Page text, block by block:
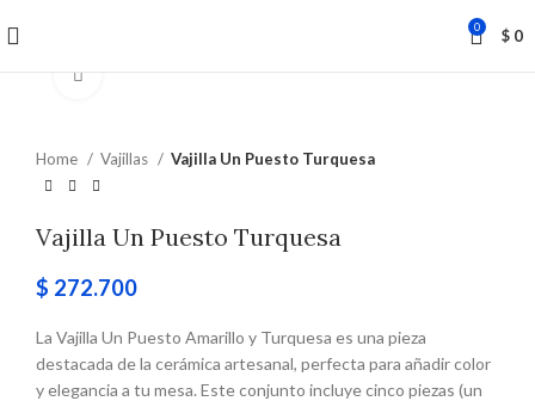
0 $ 0
Click to enlarge
Home Vajillas Vajilla Un Puesto Turquesa
Vajilla Un Puesto Turquesa
$ 272.700
La Vajilla Un Puesto Amarillo y Turquesa es una pieza
destacada de la cerámica artesanal, perfecta para añadir color
y elegancia a tu mesa. Este conjunto incluye cinco piezas (un